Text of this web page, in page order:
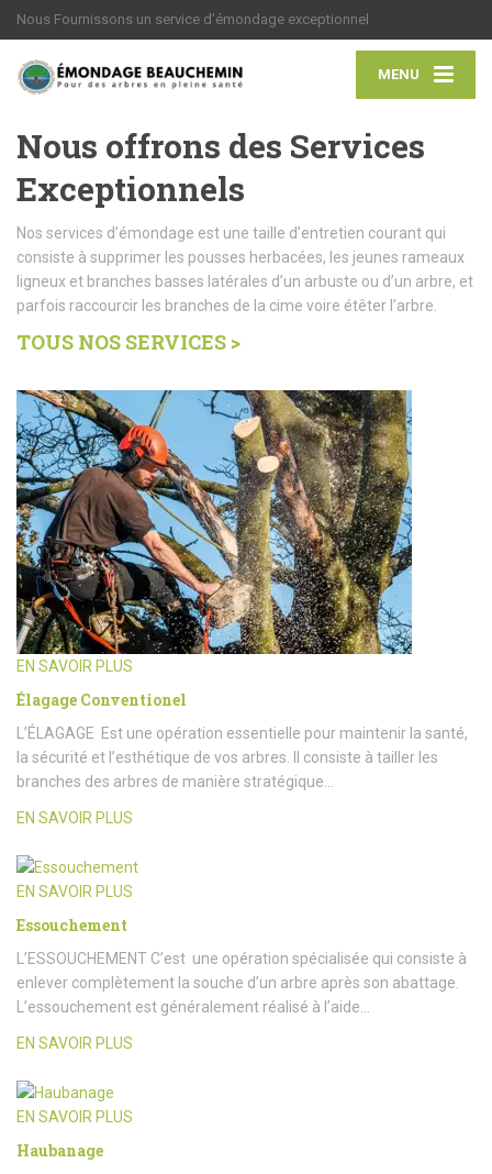
Nous Fournissons un service d’émondage exceptionnel
MENU
Nous offrons des Services
Exceptionnels
Nos services d’émondage est une taille d’entretien courant qui
consiste à supprimer les pousses herbacées, les jeunes rameaux
ligneux et branches basses latérales d’un arbuste ou d’un arbre, et
parfois raccourcir les branches de la cime voire étêter l’arbre.
TOUS NOS SERVICES >
EN SAVOIR PLUS
Élagage Conventionel
L’ÉLAGAGE Est une opération essentielle pour maintenir la santé,
la sécurité et l’esthétique de vos arbres. Il consiste à tailler les
branches des arbres de manière stratégique…
EN SAVOIR PLUS
EN SAVOIR PLUS
Essouchement
L’ESSOUCHEMENT C’est une opération spécialisée qui consiste à
enlever complètement la souche d’un arbre après son abattage.
L’essouchement est généralement réalisé à l’aide…
EN SAVOIR PLUS
EN SAVOIR PLUS
Haubanage